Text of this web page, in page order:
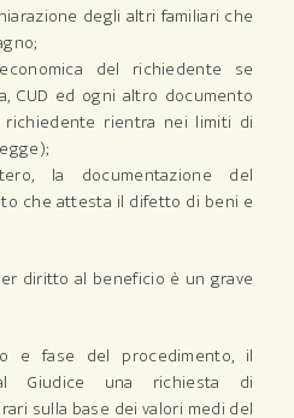
degli altri familiari che
del richiedente se
CUD ed ogni altro documento
rientra nei limiti di
la documentazione del
che attesta il difetto di beni e
diritto al beneficio è un grave
e fase del procedimento, il
Giudice una richiesta di
sulla base dei valori medi del